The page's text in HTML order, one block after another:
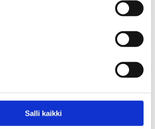
Salli kaikki